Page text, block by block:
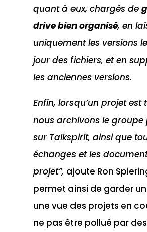
quant à eux, chargés de
drive bien organisé, en
uniquement les versions
jour des fichiers, et en
les anciennes versions.
Enfin, lorsqu’un projet est
nous archivons le groupe
sur Talkspirit, ainsi que
échanges et les
projet”, ajoute Ron
permet ainsi de garder
une vue des projets en
ne pas être pollué par des